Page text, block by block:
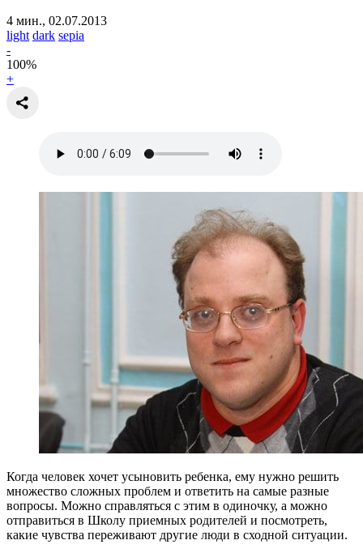
4 мин., 02.07.2013
light dark sepia
-
100%
+
Когда человек хочет усыновить ребенка, ему нужно решить
множество сложных проблем и ответить на самые разные
вопросы. Можно справляться с этим в одиночку, а можно
отправиться в Школу приемных родителей и посмотреть,
какие чувства переживают другие люди в сходной ситуации.